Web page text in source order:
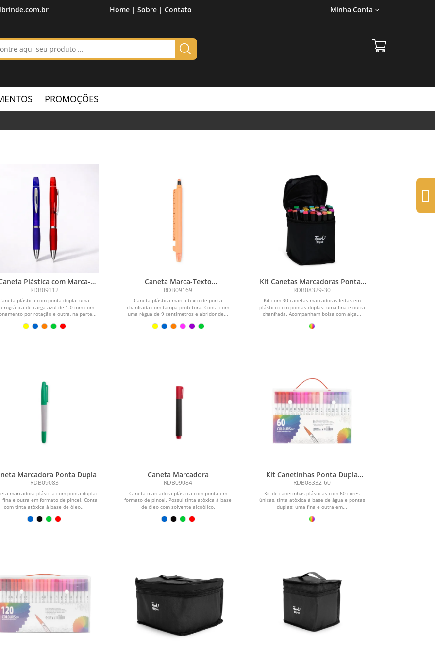
Home | Sobre | Contato Minha Conta
PROMOÇÕES
Plástica com Marca-
Texto
RDB09112
plástica com ponta dupla: uma
de carga azul de 1.0 mm com
por rotação e outra, na parte...
Caneta Marca-Texto
Multifunções
RDB09169
Caneta plástica marca-texto de ponta
chanfrada com tampa protetora. Conta com
uma régua de 9 centímetros e abridor de...
Kit Canetas Marcadoras Pontas
Duplas 30 Cores
RDB08329-30
Kit com 30 canetas marcadoras feitas em
plástico com pontas duplas: uma fina e outra
chanfrada. Acompanham bolsa com alça...
Marcadora Ponta Dupla
RDB09083
marcadora plástica com ponta dupla:
fina e outra em formato de pincel. Conta
com tinta atóxica à base de óleo...
Caneta Marcadora
RDB09084
Caneta marcadora plástica com ponta em
formato de pincel. Possui tinta atóxica à base
de óleo com solvente alcoólico.
Kit Canetinhas Ponta Dupla
Com 60 Cores
RDB08332-60
Kit de canetinhas plásticas com 60 cores
únicas, tinta atóxica à base de água e pontas
duplas: uma fina e outra em...